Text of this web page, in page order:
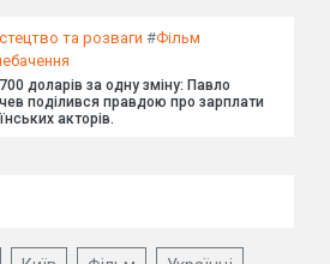
та розваги #Фільм
доларів за одну зміну: Павло
поділився правдою про зарплати
акторів.